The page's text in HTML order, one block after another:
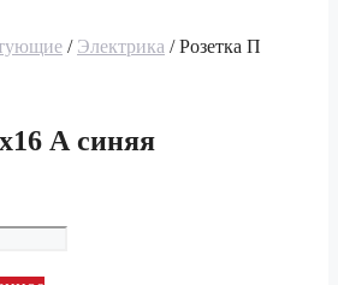
/ Электрика / Розетка П
А синяя